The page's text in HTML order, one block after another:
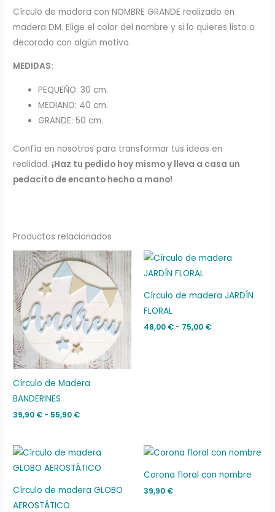
Círculo de madera con NOMBRE GRANDE realizado en
madera DM. Elige el color del nombre y si lo quieres listo o
decorado con algún motivo.
MEDIDAS:
PEQUEÑO: 30 cm.
MEDIANO: 40 cm.
GRANDE: 50 cm.
Confía en nosotros para transformar tus ideas en
realidad. ¡Haz tu pedido hoy mismo y lleva a casa un
pedacito de encanto hecho a mano!
Productos relacionados
Círculo de Madera
BANDERINES
39,90 € - 55,90 €
Rango
de
precios:
desde
39,90 €
hasta
55,90 €
Círculo de madera JARDÍN
FLORAL
48,00 € - 75,00 €
Rango
de
48,00 €
Círculo de madera GLOBO
AEROSTÁTICO
Rango
de
precios:
34,90 €
Corona floral con nombre
39,90 €